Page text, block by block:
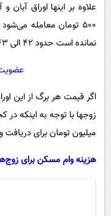
۵۰۰ تومان معامله
نمانده است حدود ۴۲ الی ۴۳ هزار تومان داد و ستد می‌شوند.
عضویت
میلیون تومان برای
هزینه وام مسکن برای